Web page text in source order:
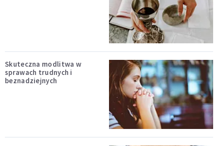
Skuteczna modlitwa w
sprawach trudnych i
beznadziejnych